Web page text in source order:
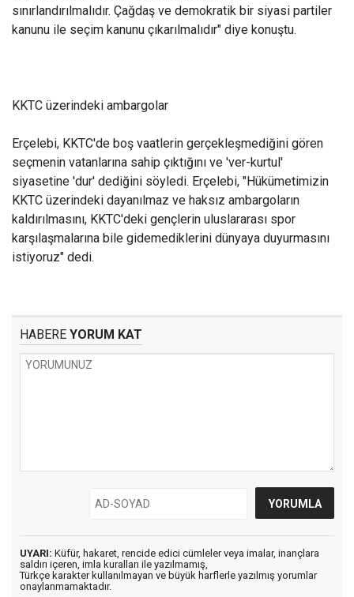
sınırlandırılmalıdır. Çağdaş ve demokratik bir siyasi partiler
kanunu ile seçim kanunu çıkarılmalıdır" diye konuştu.
KKTC üzerindeki ambargolar
Erçelebi, KKTC'de boş vaatlerin gerçekleşmediğini gören
seçmenin vatanlarına sahip çıktığını ve 'ver-kurtul'
siyasetine 'dur' dediğini söyledi. Erçelebi, "Hükümetimizin
KKTC üzerindeki dayanılmaz ve haksız ambargoların
kaldırılmasını, KKTC'deki gençlerin uluslararası spor
karşılaşmalarına bile gidemediklerini dünyaya duyurmasını
istiyoruz" dedi.
HABERE YORUM KAT
UYARI: Küfür, hakaret, rencide edici cümleler veya imalar, inançlara
saldırı içeren, imla kuralları ile yazılmamış,
Türkçe karakter kullanılmayan ve büyük harflerle yazılmış yorumlar
onaylanmamaktadır.